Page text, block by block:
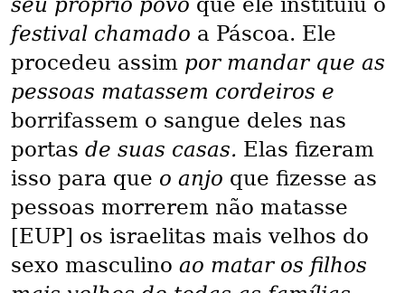
festival chamado a Páscoa. Ele
procedeu assim por mandar que as
pessoas matassem cordeiros e
borrifassem o sangue deles nas
portas de suas casas. Elas fizeram
isso para que o anjo que fizesse as
pessoas morrerem não matasse
[EUP] os israelitas mais velhos do
sexo masculino ao matar os filhos